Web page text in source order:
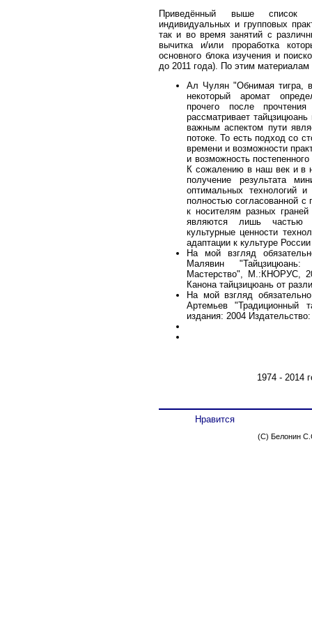
Приведённый выше список
индивидуальных и групповых
так и во время занятий с
вычитка и/или проработка
основного блока изучения и
до 2011 года). По этим
Ал Чулян "Обнимая тигра,
некоторый аромат
прочего после
рассматривает
важным аспектом пути
потоке. То есть подход со
времени и возможности
и возможность
К сожалению в наш век и в
получение результата
оптимальных технологий
полностью согласованной с
к носителям разных
являются лишь частью
культурные ценности
адаптации к культуре России
На мой взгляд
Малявин
Мастерство", М.:КНОРУС,
Канона тайцзицюань от
На мой взгляд
Артемьев "Традиционный
издания: 2004
1974 - 2014
Нравится
(C) Белонин